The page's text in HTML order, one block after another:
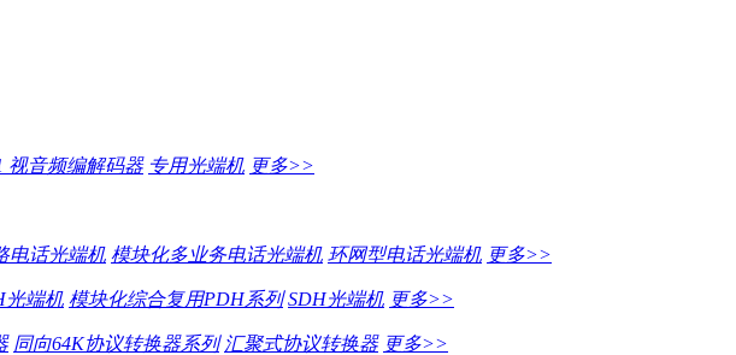
视音频编解码器 专用光端机 更多>>
电话光端机 模块化多业务电话光端机 环网型电话光端机 更多>>
光端机 模块化综合复用PDH系列 SDH光端机 更多>>
同向64K协议转换器系列 汇聚式协议转换器 更多>>